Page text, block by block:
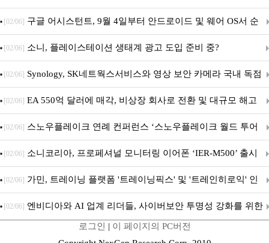
[02/06] 구글 어시스턴트, 9월 4일부터 안드로이드 및 웨어 OS서 순
차 서비스 종료
[02/06] 소니, 플레이스테이션 생태계 광고 도입 준비 중?
[02/06] Synology, SK네트웍스서비스와 영상 보안 카메라 국내 독점
판매 파트너십 체결
[02/06] EA 550억 달러에 매각, 비상장 회사로 전환 및 대규모 해고
전망
[02/06] 스노우플레이크 연례 컨퍼런스 ‘스노우플레이크 월드 투어
서울’ 개최
[02/06] 소니코리아, 프로페셔널 모니터링 이어폰 ‘IER-M500’ 출시
[02/06] 가민, 트레이닝 플랫폼 '트레이닝픽스' 및 '트레인히로익' 인
수로 선수와 코치에 맞춤형 훈련 지원 확대
[02/06] 엔비디아와 AI 업계 리더들, 사이버보안 투명성 강화를 위한
SAFE 가이드라인 제안
로그인 | 이 페이지의 PC버전